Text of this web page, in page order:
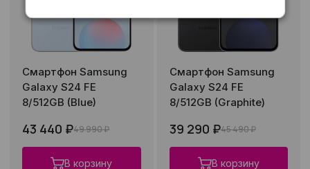
Смартфон Samsung
Galaxy S24 FE
8/512GB (Blue)
43 440 ₽49 990 ₽
В корзину
Смартфон Samsung
Galaxy S24 FE
8/512GB (Graphite)
39 290 ₽45 490 ₽
В корзину